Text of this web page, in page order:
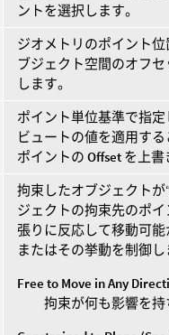
ントを選択します。
ジオメトリのポイント
ブジェクト空間のオフ
します。
ポイント単位基準で指定
ビュートの値を適用す
ポイントの Offset を上書
拘束したオブジェクトが
ジェクトの拘束先のポイ
張りに反応して移動可能
またはその挙動を制御し
Free to Move in Any
拘束が何も影響を持